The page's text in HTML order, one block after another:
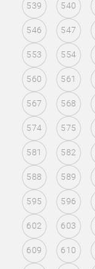
539 540
546 547
553 554
560 561
567 568
574 575
581 582
588 589
595 596
602 603
609 610